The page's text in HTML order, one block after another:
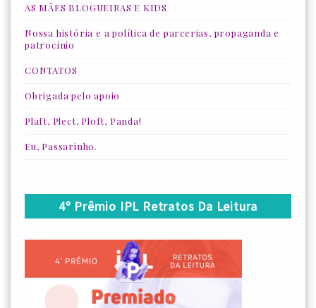
AS MÃES BLOGUEIRAS E KIDS
Nossa história e a política de parcerias, propaganda e
patrocínio
CONTATOS
Obrigada pelo apoio
Plaft, Plect, Ploft, Panda!
Eu, Passarinho.
4º Prêmio IPL Retratos Da Leitura